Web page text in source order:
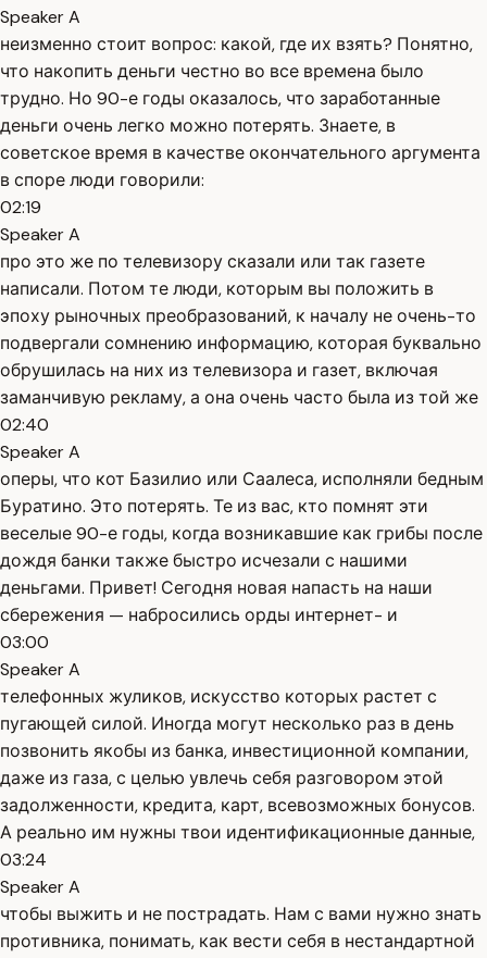
Speaker A
неизменно стоит вопрос: какой, где их взять? Понятно,
что накопить деньги честно во все времена было
трудно. Но 90-е годы оказалось, что заработанные
деньги очень легко можно потерять. Знаете, в
советское время в качестве окончательного аргумента
в споре люди говорили:
02:19
Speaker A
про это же по телевизору сказали или так газете
написали. Потом те люди, которым вы положить в
эпоху рыночных преобразований, к началу не очень-то
подвергали сомнению информацию, которая буквально
обрушилась на них из телевизора и газет, включая
заманчивую рекламу, а она очень часто была из той же
02:40
Speaker A
оперы, что кот Базилио или Саалеса, исполняли бедным
Буратино. Это потерять. Те из вас, кто помнят эти
веселые 90-е годы, когда возникавшие как грибы после
дождя банки также быстро исчезали с нашими
деньгами. Привет! Сегодня новая напасть на наши
сбережения — набросились орды интернет- и
03:00
Speaker A
телефонных жуликов, искусство которых растет с
пугающей силой. Иногда могут несколько раз в день
позвонить якобы из банка, инвестиционной компании,
даже из газа, с целью увлечь себя разговором этой
задолженности, кредита, карт, всевозможных бонусов.
А реально им нужны твои идентификационные данные,
03:24
Speaker A
чтобы выжить и не пострадать. Нам с вами нужно знать
противника, понимать, как вести себя в нестандартной